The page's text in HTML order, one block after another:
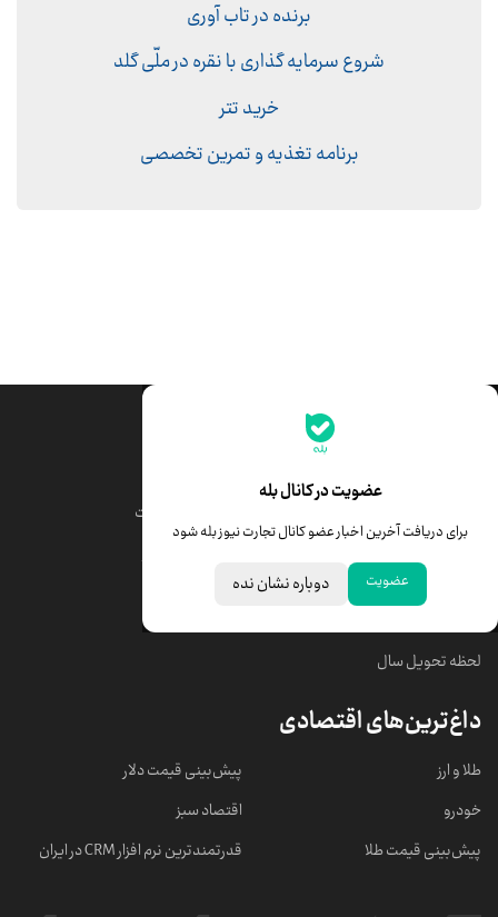
برنده در تاب آوری
شروع سرمایه گذاری با نقره در ملّی گلد
خرید تتر
برنامه تغذیه و تمرین تخصصی
عضویت در کانال بله
برای دریافت آخرین اخبار عضو کانال تجارت نیوز بله شود
عضویت دوباره نشان نده
جدیدترین قیمت‌ها
قیمت درهم امارات
خبرهای مهم
لحظه تحویل سال
داغ‌ترین‌های اقتصادی
طلا و ارز
خودرو
پیش‌بینی قیمت طلا
پیش‌بینی قیمت دلار
اقتصاد سبز
قدرتمندترین نرم‌ افزار CRM در ایران